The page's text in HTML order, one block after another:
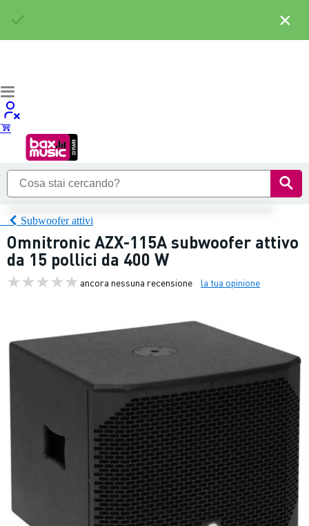
Subwoofer attivi
Omnitronic AZX-115A subwoofer attivo
da 15 pollici da 400 W
ancora nessuna recensione la tua opinione
×